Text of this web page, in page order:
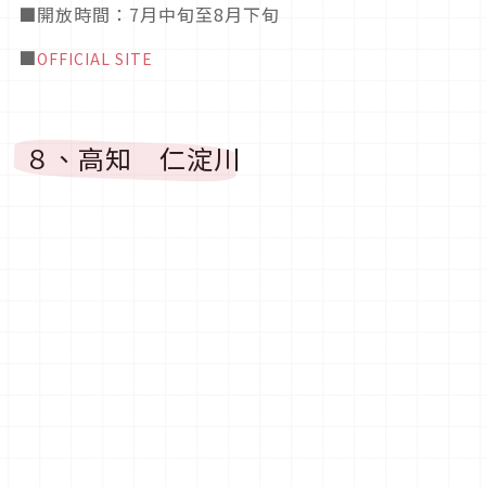
■開放時間：7月中旬至8月下旬
■OFFICIAL SITE
８、高知 仁淀川